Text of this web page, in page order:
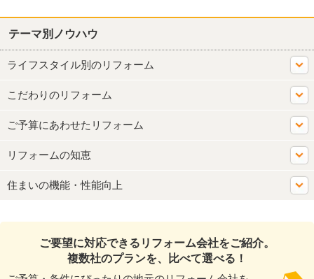
テーマ別ノウハウ
ライフスタイル別のリフォーム
こだわりのリフォーム
ご予算にあわせたリフォーム
リフォームの知恵
住まいの機能・性能向上
ご要望に対応できるリフォーム会社をご紹介。
複数社のプランを、比べて選べる！